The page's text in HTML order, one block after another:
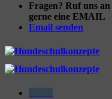
Fragen? Ruf uns an
gerne eine EMAIL
Email senden